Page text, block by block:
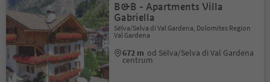
B&B - Apartments Villa
Gabriella
Sëlva/Selva di Val Gardena, Dolomites Region
Val Gardena
672 m od Sëlva/Selva di Val Gardena
centrum